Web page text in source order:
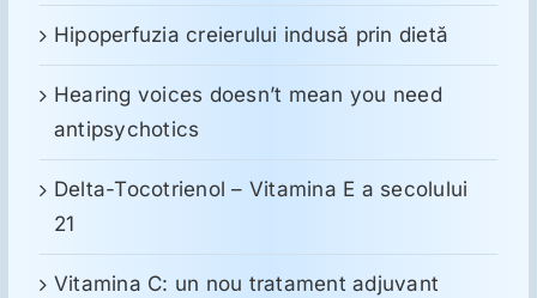
Hipoperfuzia creierului indusă prin dietă
Hearing voices doesn’t mean you need
antipsychotics
Delta-Tocotrienol – Vitamina E a secolului
21
Vitamina C: un nou tratament adjuvant